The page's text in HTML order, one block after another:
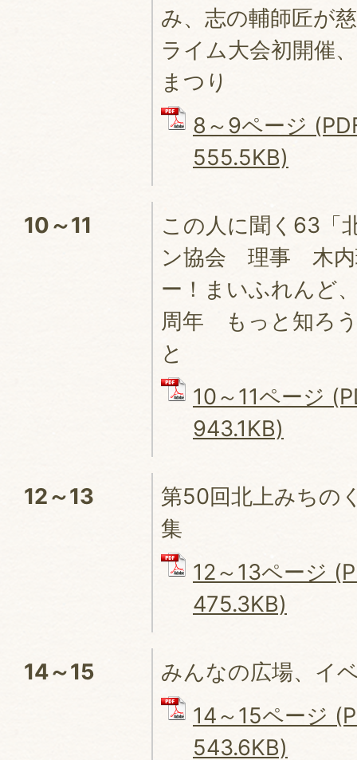
み、志の輔師匠が
ライム大会初開催
まつり
8～9ページ
555.5KB)
10～11
この人に聞く63「
ン協会 理事 木内
ー！まいふれんど
周年 もっと知ろ
と
10～11ページ
943.1KB)
12～13
第50回北上みちの
集
12～13ページ
475.3KB)
14～15
みんなの広場、イ
14～15ページ
543.6KB)